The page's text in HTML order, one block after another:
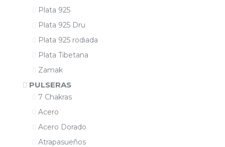
Plata 925
Plata 925 Dru
Plata 925 rodiada
Plata Tibetana
Zamak
PULSERAS
7 Chakras
Acero
Acero Dorado
Atrapasueños